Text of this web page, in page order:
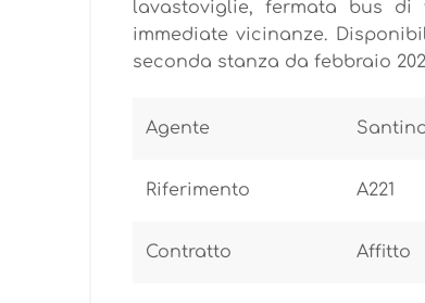
lavastoviglie, fermata bus di
immediate vicinanze.
seconda stanza da febbraio
Agente
Riferimento A221
Contratto Affitto